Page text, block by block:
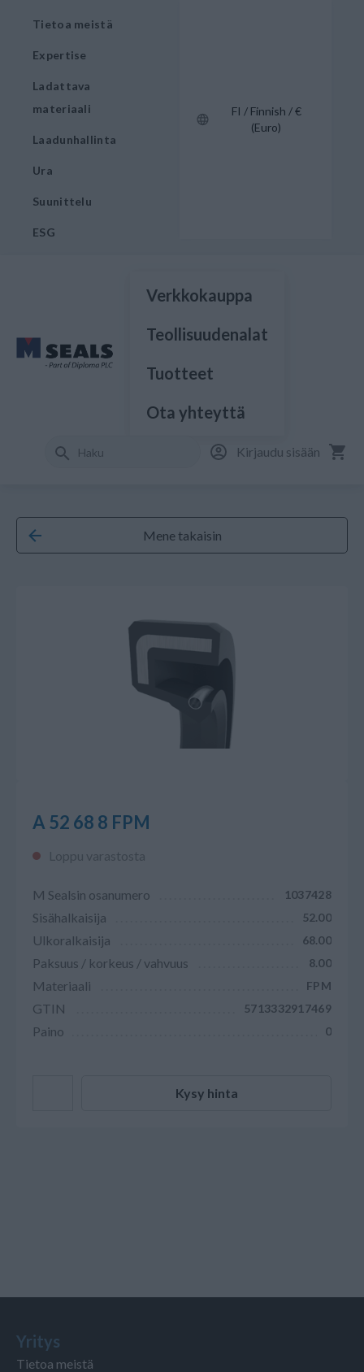
Tietoa meistä
Expertise
Ladattava
materiaali
Laadunhallinta
Ura
Suunittelu
ESG
FI / Finnish / €
(Euro)
Verkkokauppa
Teollisuudenalat
Tuotteet
Ota yhteyttä
Kirjaudu sisään
Mene takaisin
A 52 68 8 FPM
Loppu varastosta
M Sealsin osanumero 1037428
Sisähalkaisija 52.00
Ulkoralkaisija 68.00
Paksuus / korkeus / vahvuus 8.00
Materiaali FPM
GTIN 5713332917469
Paino 0
Kysy hinta
Yritys
Tietoa meistä